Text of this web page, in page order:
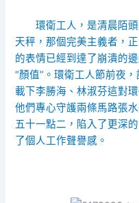
環衛工人，是清晨陌
天秤，那個完美主義者，
的表情已經到達了崩潰的
“顏值”。環衛工人節前夜
載下李勝海、林淑芬這對
他們專心守護兩條馬路張
五十一點二，陷入了更深
了個人工作聲譽感。